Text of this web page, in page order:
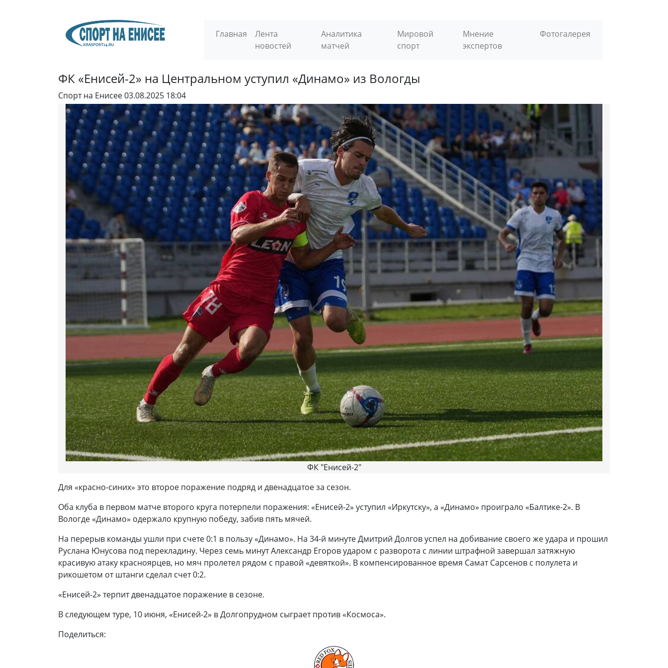
Главная
Лента
новостей
Аналитика
матчей
Мировой
спорт
Мнение
экспертов
Фотогалерея
ФК «Енисей-2» на Центральном уступил «Динамо» из Вологды
Спорт на Енисее03.08.2025 18:04
ФК "Енисей-2"
Для «красно-синих» это второе поражение подряд и двенадцатое за сезон.
Оба клуба в первом матче второго круга потерпели поражения: «Енисей-2» уступил «Иркутску», а «Динамо» проиграло «Балтике-2». В
Вологде «Динамо» одержало крупную победу, забив пять мячей.
На перерыв команды ушли при счете 0:1 в пользу «Динамо». На 34-й минуте Дмитрий Долгов успел на добивание своего же удара и прошил
Руслана Юнусова под перекладину. Через семь минут Александр Егоров ударом с разворота с линии штрафной завершал затяжную
красивую атаку красноярцев, но мяч пролетел рядом с правой «девяткой». В компенсированное время Самат Сарсенов с полулета и
рикошетом от штанги сделал счет 0:2.
«Енисей-2» терпит двенадцатое поражение в сезоне.
В следующем туре, 10 июня, «Енисей-2» в Долгопрудном сыграет против «Космоса».
Поделиться: